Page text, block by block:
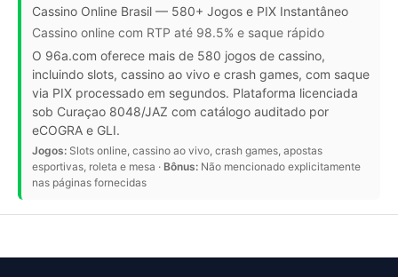
Cassino Online Brasil — 580+ Jogos e PIX Instantâneo
Cassino online com RTP até 98.5% e saque rápido
O 96a.com oferece mais de 580 jogos de cassino,
incluindo slots, cassino ao vivo e crash games, com saque
via PIX processado em segundos. Plataforma licenciada
sob Curaçao 8048/JAZ com catálogo auditado por
eCOGRA e GLI.
Jogos: Slots online, cassino ao vivo, crash games, apostas
esportivas, roleta e mesa · Bônus: Não mencionado explicitamente
nas páginas fornecidas